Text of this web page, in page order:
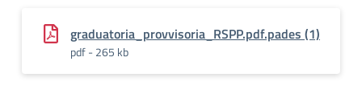
graduatoria_provvisoria_RSPP.pdf.pades (1)
pdf - 265 kb